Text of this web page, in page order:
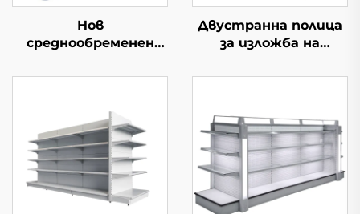
Нов
среднообременен
Двустранна полица
за изложба на
продажба YD-S003A